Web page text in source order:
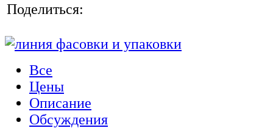
Поделиться:
Все
Цены
Описание
Обсуждения